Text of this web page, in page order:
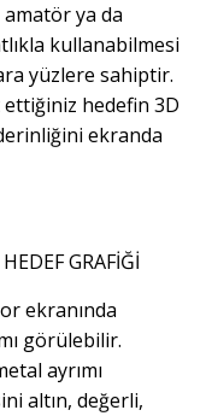
ya da
kullanabilmesi
yüzlere sahiptir.
hedefin 3D
ekranda
GRAFİĞİ
ekranında
görülebilir.
ayrımı
altın, değerli,